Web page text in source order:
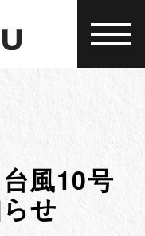
風10号
せ